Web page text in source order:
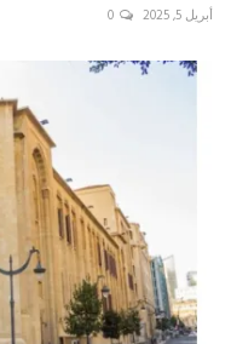
أبريل 5, 2025 0